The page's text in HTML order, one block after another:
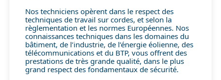
Nos techniciens opèrent dans le respect des
techniques de travail sur cordes, et selon la
règlementation et les normes Européennes. Nos
connaissances techniques dans les domaines du
bâtiment, de l’industrie, de l’énergie éolienne, des
télécommunications et du BTP, vous offrent des
prestations de très grande qualité, dans le plus
grand respect des fondamentaux de sécurité.